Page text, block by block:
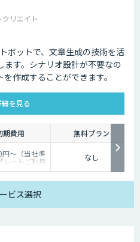
リエイト
ボットで、文章生成の技術を活
す。シナリオ設計が不要なの
作成することができます。
を見る
期費用 無料プラン
～（当社準
レートご利用
場合）
なし
ビス選択